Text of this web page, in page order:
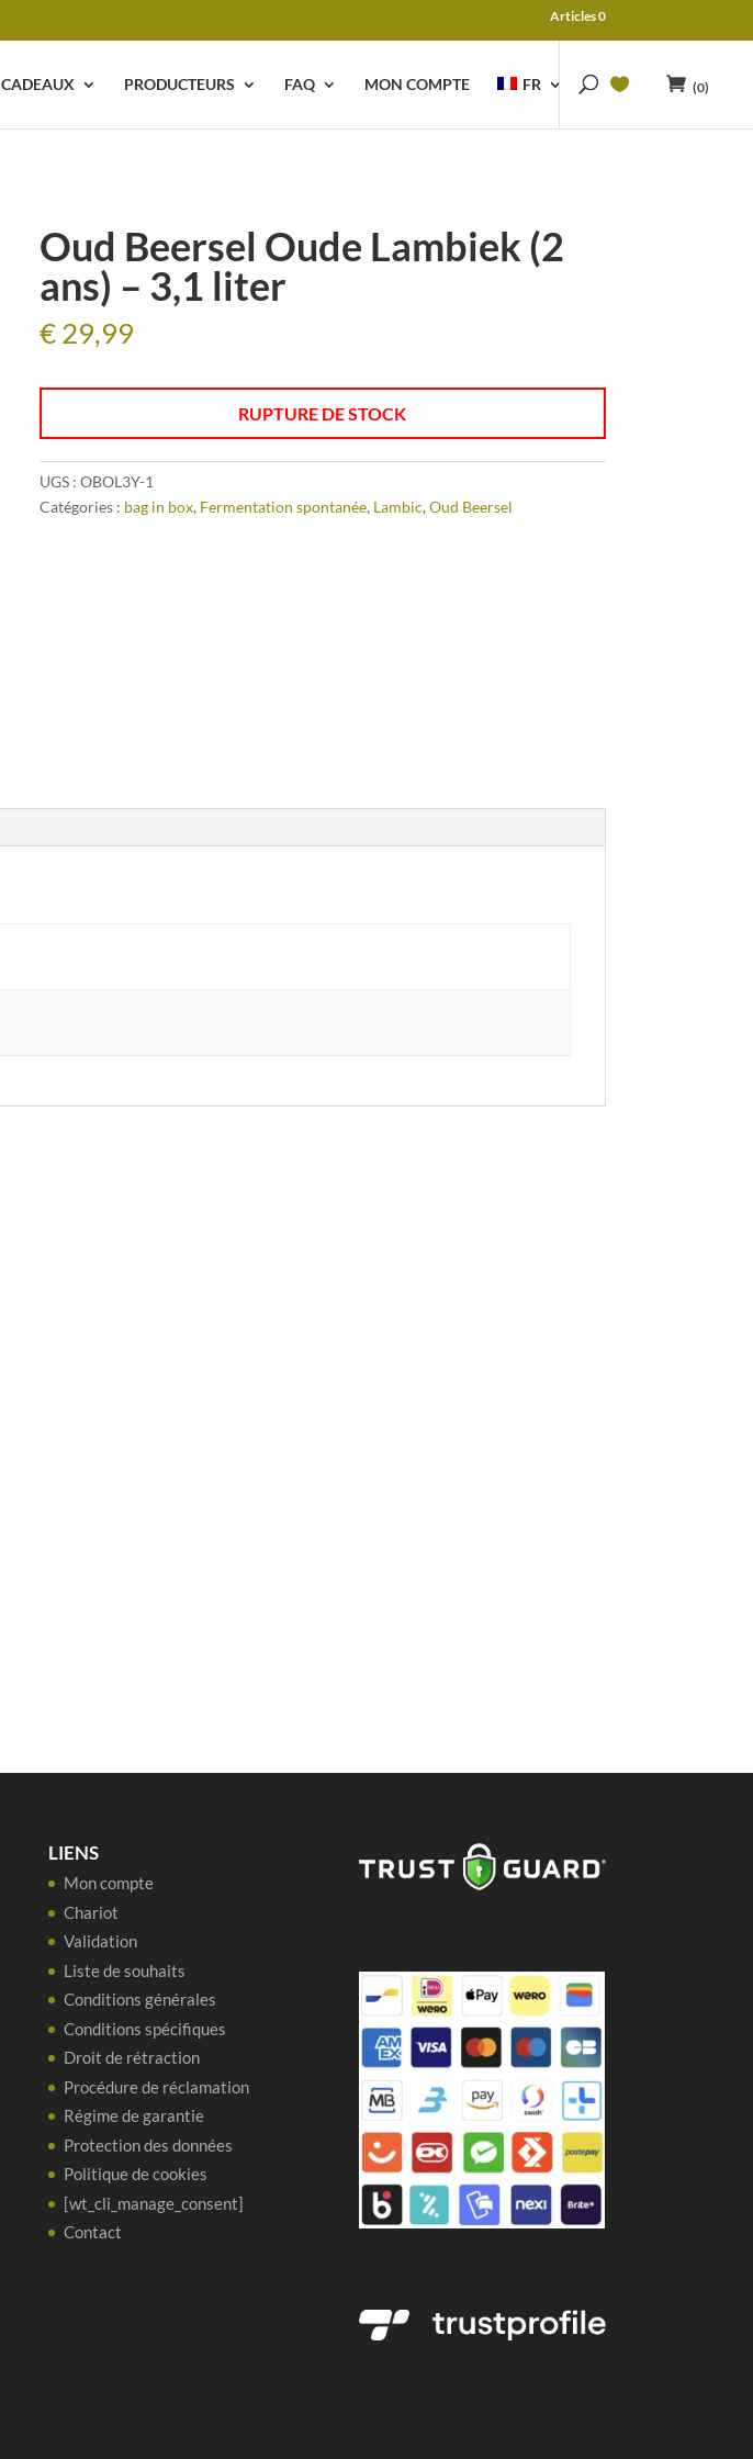
Articles 0
CADEAUX PRODUCTEURS FAQ MON COMPTE FR (0)
Oud Beersel Oude Lambiek (2
ans) – 3,1 liter
€29,99
RUPTURE DE STOCK
UGS : OBOL3Y-1
Catégories : bag in box, Fermentation spontanée, Lambic, Oud Beersel
LIENS
Mon compte
Chariot
Validation
Liste de souhaits
Conditions générales
Conditions spécifiques
Droit de rétraction
Procédure de réclamation
Régime de garantie
Protection des données
Politique de cookies
[wt_cli_manage_consent]
Contact